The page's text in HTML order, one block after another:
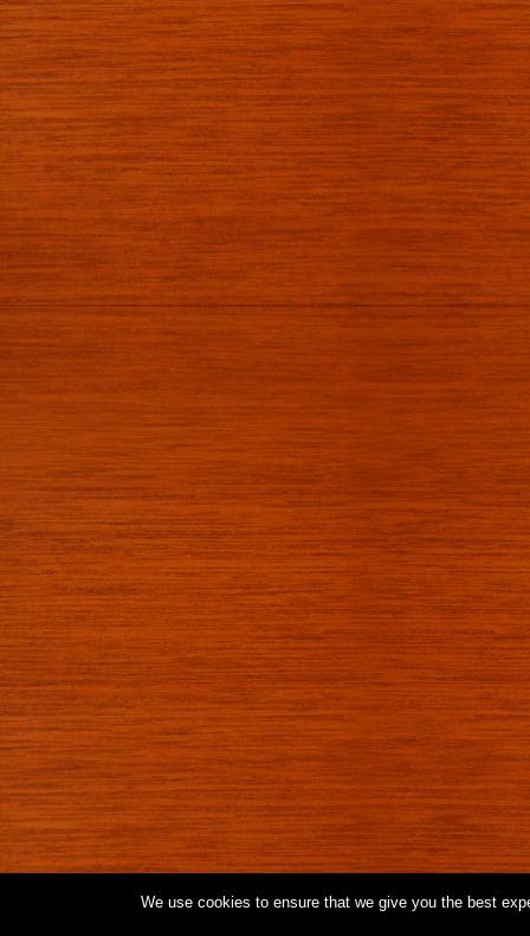
We use cookies to ensure that we give you the best